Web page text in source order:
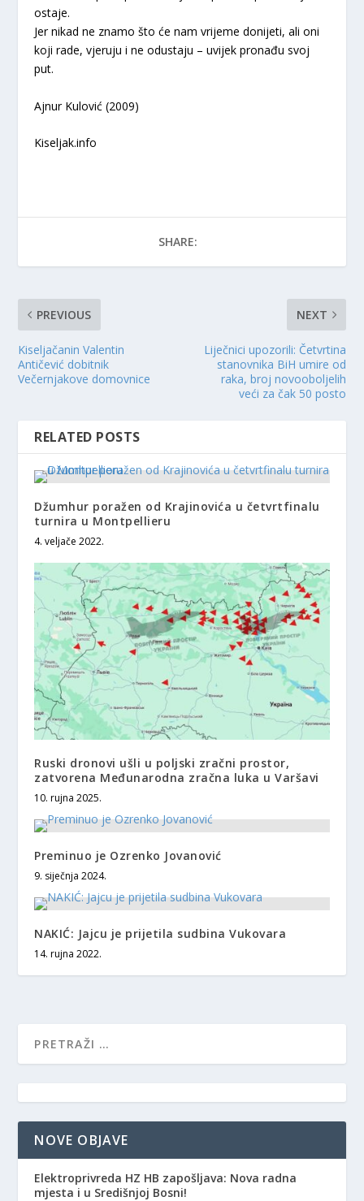
ostaje.
Jer nikad ne znamo što će nam vrijeme donijeti, ali oni
koji rade, vjeruju i ne odustaju – uvijek pronađu svoj
put.
Ajnur Kulović (2009)
Kiseljak.info
SHARE:
PREVIOUS
Kiseljačanin Valentin
Antičević dobitnik
Večernjakove domovnice
NEXT
Liječnici upozorili: Četvrtina
stanovnika BiH umire od
raka, broj novooboljelih
veći za čak 50 posto
RELATED POSTS
Džumhur poražen od Krajinovića u četvrtfinalu
turnira u Montpellieru
4. veljače 2022.
Ruski dronovi ušli u poljski zračni prostor,
zatvorena Međunarodna zračna luka u Varšavi
10. rujna 2025.
Preminuo je Ozrenko Jovanović
9. siječnja 2024.
NAKIĆ: Jajcu je prijetila sudbina Vukovara
14. rujna 2022.
NOVE OBJAVE
Elektroprivreda HZ HB zapošljava: Nova radna
mjesta i u Središnjoj Bosni!